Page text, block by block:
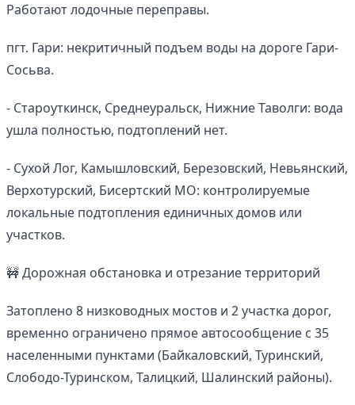
Работают лодочные переправы.
пгт. Гари: некритичный подъем воды на дороге Гари-
Сосьва.
- Староуткинск, Среднеуральск, Нижние Таволги: вода
ушла полностью, подтоплений нет.
- Сухой Лог, Камышловский, Березовский, Невьянский,
Верхотурский, Бисертский МО: контролируемые
локальные подтопления единичных домов или
участков.
🚧 Дорожная обстановка и отрезание территорий
Затоплено 8 низководных мостов и 2 участка дорог,
временно ограничено прямое автосообщение с 35
населенными пунктами (Байкаловский, Туринский,
Слободо-Туринском, Талицкий, Шалинский районы).